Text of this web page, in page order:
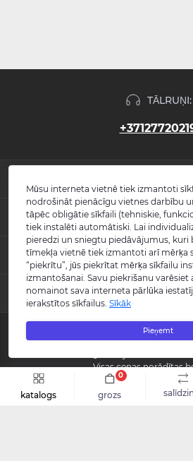
katalogs grozs
0
TĀLRUŅI:
Jaunumi
Atsauksmes
Kontakti
Vietnes karte
Ražotāji
Īpašais piedāvājums
POPULĀRS
Izlietnes
Vannas
Maisītāji
Tualetes podi
KONTAKTI UN ADRESE
info@burlington.eu
P. 09:00 - 17:00
O. 09:00 - 17:00
C. 09:00 - 17:00
S.-Sv. Slēgts
MESENDŽERI
WhatsApp
Messenger
Copyright © 2008 - 2026 SIA "Burlington" -
Visas cenas norādītas
Šo vietni izstrādāja «
Mūsu interneta vietnē tiek izmantoti
nodrošināt pienācīgu vietnes darbību
tāpēc obligātie sīkfaili (tehniskie,
tiek instalēti automātiski. Lai
pieredzi un sniegtu piedāvājumus, kuri
tīmekļa vietnē tiek izmantoti arī mērķa
“piekrītu”, jūs piekrītat mērķa sīkfailu
izmantošanai. Savu piekrišanu varēsiet
nomainot sava interneta pārlūka
ierakstītos sīkfailus. Sīkāk
Pieņemt